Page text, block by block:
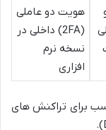
هویت دو عاملی
(2FA) داخلی در
نسخه نرم
افزاری
برای تراکنش های